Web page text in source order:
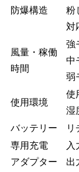
防爆構造
粉
対
風量・稼働
時間
強
中
弱
使用環境
使
湿
バッテリー
リ
専用充電
アダプター
出